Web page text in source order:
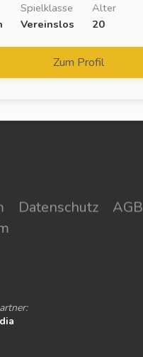
Spielklasse
Vereinslos
Alter
20
Zum Profil
Datenschutz AGB